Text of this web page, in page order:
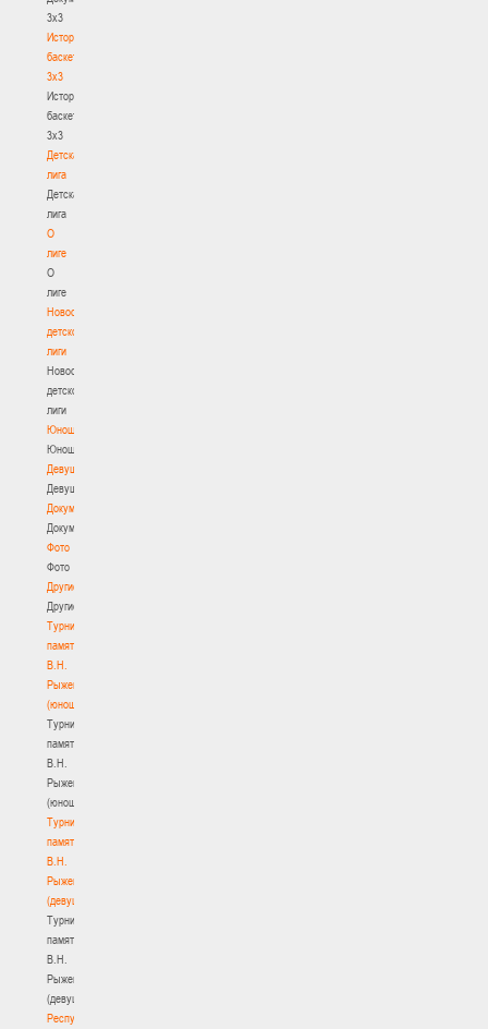
3х3
История
баскетбола
3х3
История
баскетбола
3х3
Детская
лига
Детская
лига
О
лиге
О
лиге
Новости
детской
лиги
Новости
детской
лиги
Юноши
Юноши
Девушки
Девушки
Документы
Документы
Фото
Фото
Другие
Другие
Турнир
памяти
В.Н.
Рыженкова
(юноши)
Турнир
памяти
В.Н.
Рыженкова
(юноши)
Турнир
памяти
В.Н.
Рыженкова
(девушки)
Турнир
памяти
В.Н.
Рыженкова
(девушки)
Республиканские